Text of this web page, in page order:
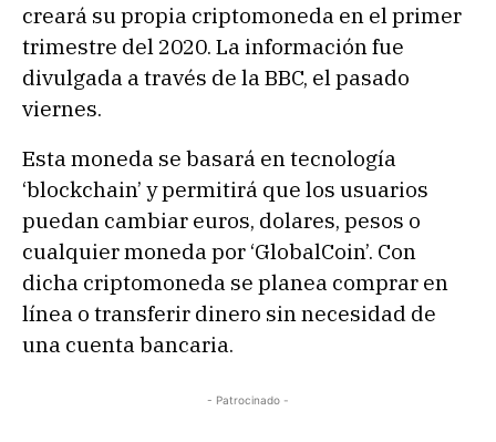
creará su propia criptomoneda en el primer
trimestre del 2020. La información fue
divulgada a través de la BBC, el pasado
viernes.
Esta moneda se basará en tecnología
‘blockchain’ y permitirá que los usuarios
puedan cambiar euros, dolares, pesos o
cualquier moneda por ‘GlobalCoin’. Con
dicha criptomoneda se planea comprar en
línea o transferir dinero sin necesidad de
una cuenta bancaria.
- Patrocinado -